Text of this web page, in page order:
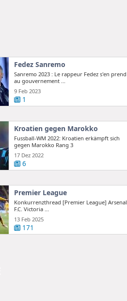
Fedez Sanremo
Sanremo 2023 : Le rappeur Fedez s'en prend
au gouvernement ...
9 Feb 2023
1
Kroatien gegen Marokko
Fussball-WM 2022: Kroatien erkämpft sich
gegen Marokko Rang 3
17 Dez 2022
6
Premier League
Konkurrenzthread [Premier League] Arsenal
F.C. Victoria ...
13 Feb 2025
171